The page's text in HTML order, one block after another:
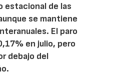
estacional de las
se mantiene
El paro
en julio, pero
debajo del